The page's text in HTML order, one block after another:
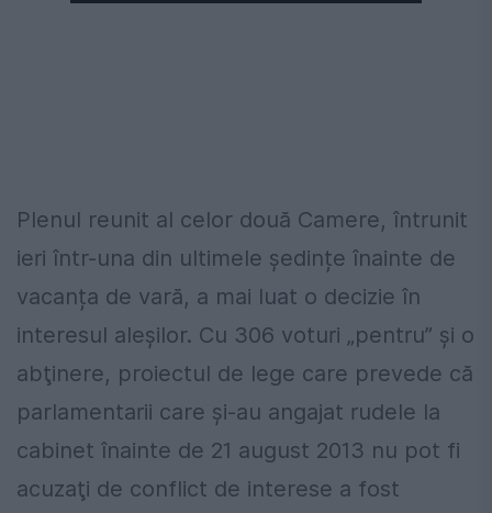
Plenul reunit al celor două Camere, întrunit
ieri într-una din ultimele ședințe înainte de
vacanța de vară, a mai luat o decizie în
interesul aleșilor. Cu 306 voturi „pentru” şi o
abţinere, proiectul de lege care prevede că
parlamentarii care şi-au angajat rudele la
cabinet înainte de 21 august 2013 nu pot fi
acuzaţi de conflict de interese a fost